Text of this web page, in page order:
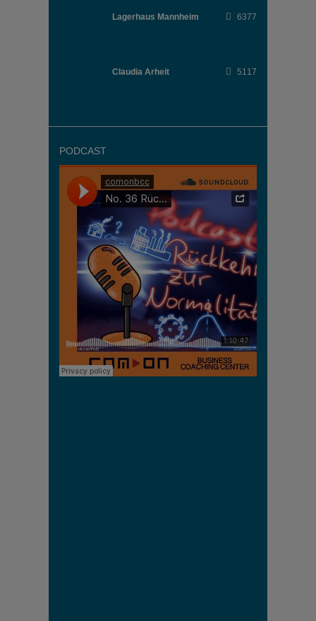
Lagerhaus Mannheim 6377
Claudia Arheit 5117
PODCAST